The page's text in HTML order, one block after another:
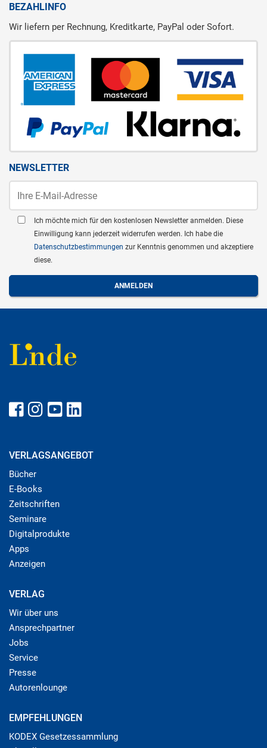
BEZAHLINFO
Wir liefern per Rechnung, Kreditkarte, PayPal oder Sofort.
NEWSLETTER
Ich möchte mich für den kostenlosen Newsletter anmelden. Diese
Einwilligung kann jederzeit widerrufen werden. Ich habe die
Datenschutzbestimmungen zur Kenntnis genommen und akzeptiere
diese.
VERLAGSANGEBOT
Bücher
E-Books
Zeitschriften
Seminare
Digitalprodukte
Apps
Anzeigen
VERLAG
Wir über uns
Ansprechpartner
Jobs
Service
Presse
Autorenlounge
EMPFEHLUNGEN
KODEX Gesetzessammlung